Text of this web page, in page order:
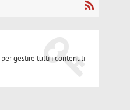
per gestire tutti i contenuti